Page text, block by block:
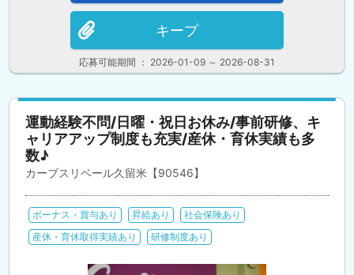
応募可能期間 ： 2026-01-09 ～ 2026-08-31
キープ
運動経験不問/日曜・祝日お休み/事前研修、キ
ャリアアップ制度も充実/産休・育休実績も多
数♪
カーブスリベール久留米【90546】
ボーナス・賞与あり 昇給あり
社会保険あり
産休・育休取得実績あり
研修制度あり